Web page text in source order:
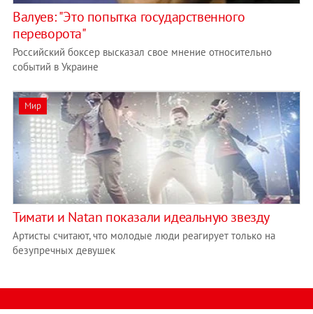
Валуев: "Это попытка государственного
переворота"
Российский боксер высказал свое мнение относительно
событий в Украине
Мир
Тимати и Natan показали идеальную звезду
Артисты считают, что молодые люди реагирует только на
безупречных девушек